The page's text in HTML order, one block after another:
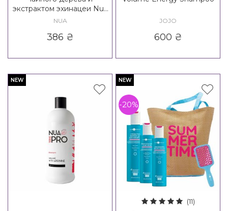
экстрактом эхинацеи Nua
Dry Shampoo
NUA
386 ₴
JOJO
600 ₴
NEW NEW
-20%
(11)